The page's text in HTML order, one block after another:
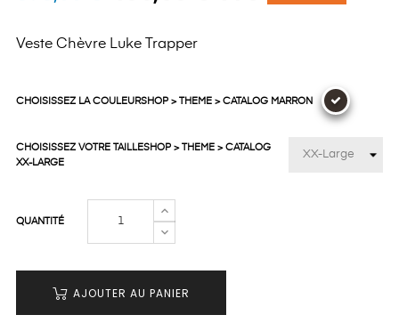
Veste Chèvre Luke Trapper
CHOISISSEZ LA COULEURSHOP > THEME > CATALOG MARRON
CHOISISSEZ VOTRE TAILLESHOP > THEME > CATALOG
XX-LARGE
QUANTITÉ
AJOUTER AU PANIER